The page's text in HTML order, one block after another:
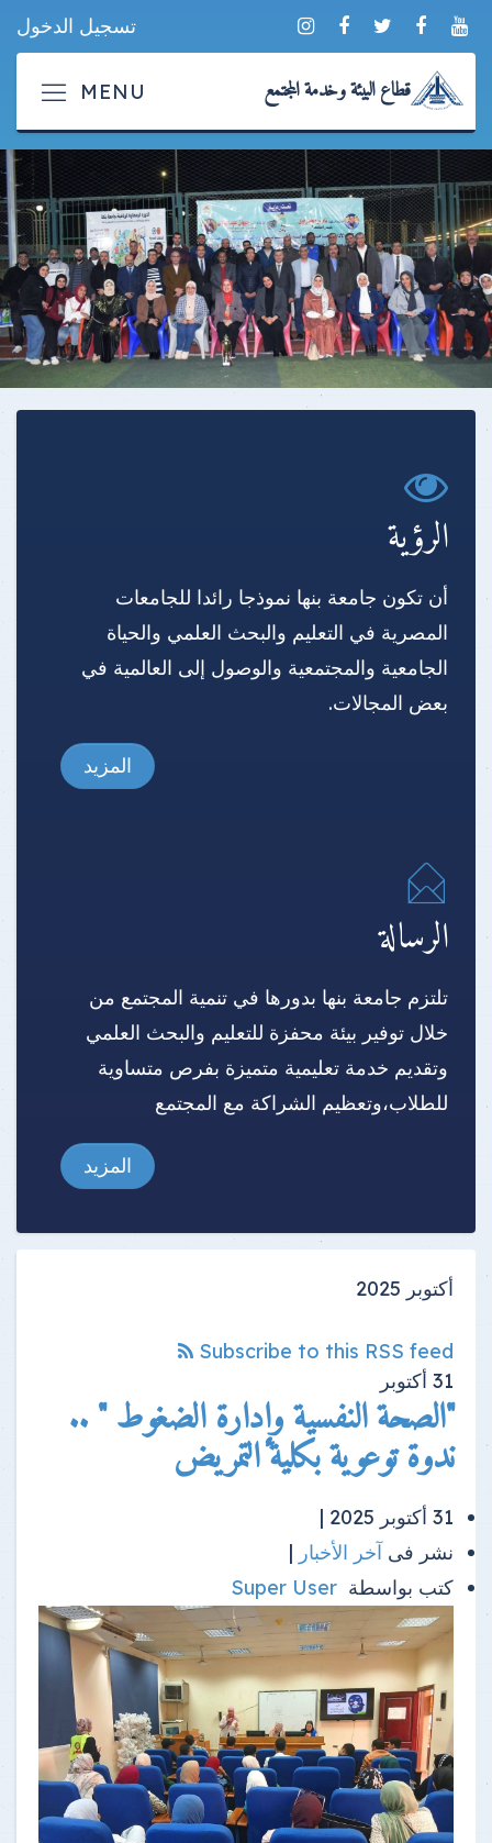
تسجيل الدخول
قطاع البيئة وخدمة المجتمع
الرؤية
أن تكون جامعة بنها نموذجا رائدا للجامعات
المصرية في التعليم والبحث العلمي والحياة
الجامعية والمجتمعية والوصول إلى العالمية في
بعض المجالات.
المزيد
الرسالة
تلتزم جامعة بنها بدورها في تنمية المجتمع من
خلال توفير بيئة محفزة للتعليم والبحث العلمي
وتقديم خدمة تعليمية متميزة بفرص متساوية
للطلاب،وتعظيم الشراكة مع المجتمع
المزيد
أكتوبر 2025
Subscribe to this RSS feed
31 أكتوبر
"الصحة النفسية وإدارة الضغوط " ..
ندوة توعوية بكلية التمريض
31 أكتوبر 2025 |
نشر فى آخر الأخبار |
كتب بواسطة Super User